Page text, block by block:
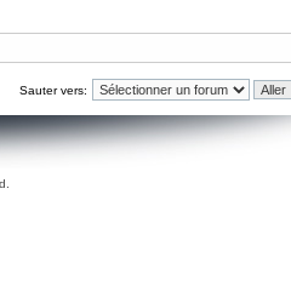
Sauter vers: